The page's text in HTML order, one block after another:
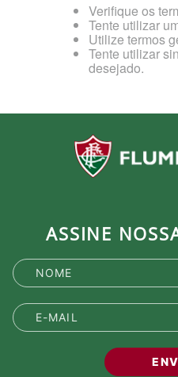
Verifique os
Tente utilizar
Utilize termos
Tente utilizar
desejado.
ASSINE